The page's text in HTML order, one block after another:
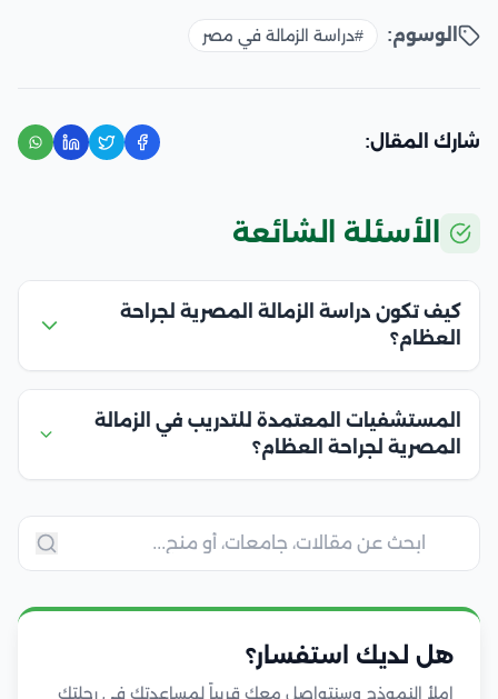
الوسوم: #دراسة الزمالة في مصر
شارك المقال:
الأسئلة الشائعة
كيف تكون دراسة الزمالة المصرية لجراحة
العظام؟
المستشفيات المعتمدة للتدريب في الزمالة
المصرية لجراحة العظام؟
هل لديك استفسار؟
املأ النموذج وسنتواصل معك قريباً لمساعدتك في رحلتك